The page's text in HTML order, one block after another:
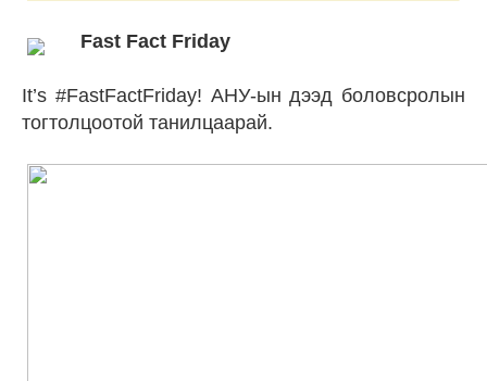
Fast Fact Friday
It’s #FastFactFriday! АНУ-ын дээд боловсролын
тогтолцоотой танилцаарай.